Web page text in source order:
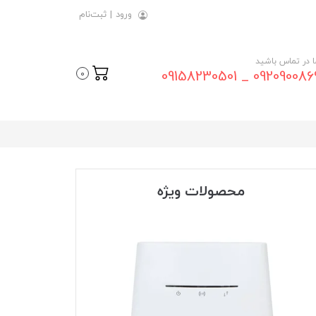
ورود | ثبت‌نام
در تماس باشید
09209008696 _
0
محصولات ویژه